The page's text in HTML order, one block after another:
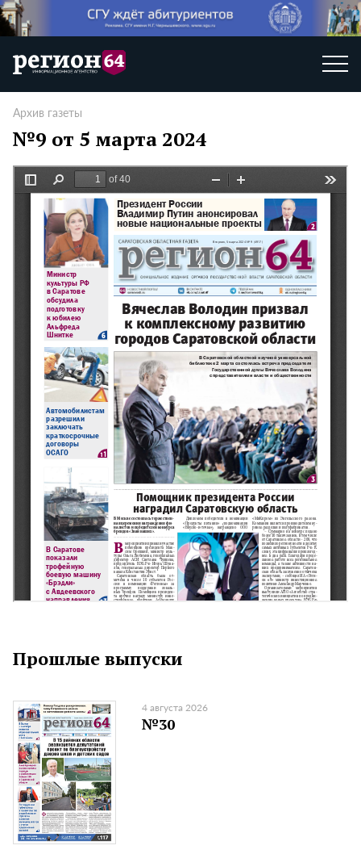
Архив газеты
№9 от 5 марта 2024
Прошлые выпуски
4 августа 2026
№30